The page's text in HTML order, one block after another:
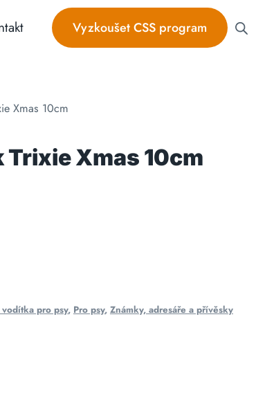
Vyzkoušet CSS program
Xmas 10cm
Xmas 10cm
pro psy, Pro psy, Známky, adresáře a přívěsky